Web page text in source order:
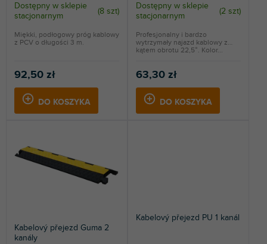
Dostępny w sklepie
stacjonarnym
(8 szt)
92,50 zł
DO KOSZYKA
Miękki, podłogowy próg kablowy
z PCV o długości 3 m.
Dostępny w sklepie
stacjonarnym
(2 szt)
63,30 zł
DO KOSZYKA
Profesjonalny i bardzo
wytrzymały najazd kablowy z
kątem obrotu 22,5°. Kolor...
Kabelový přejezd Guma 2
kanály
Kabelový přejezd PU 1 kanál